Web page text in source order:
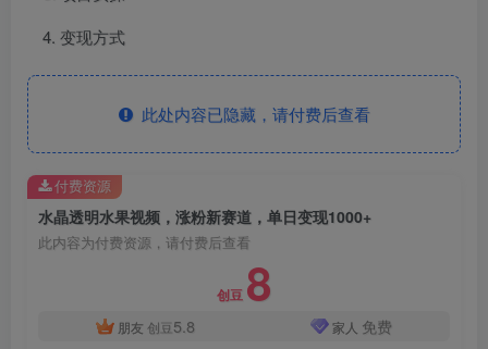
变现方式
此处内容已隐藏，请付费后查看
水晶透明水果视频，涨粉新赛道，单日变现1000+
此内容为付费资源，请付费后查看
创豆 8
朋友 创豆 5.8 家人 免费
付费资源